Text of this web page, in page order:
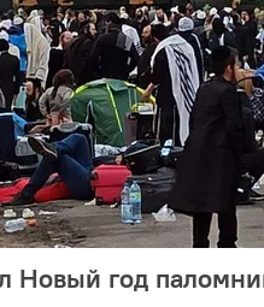
Новый год